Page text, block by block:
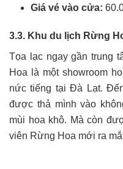
Giá vé vào cửa:
3.3. Khu du lịch Rừng
Tọa lạc ngay gần trung
Hoa là một showroom
nức tiếng tại Đà Lạt.
được thả mình vào
mùi hoa khô. Mà còn
viên Rừng Hoa mới ra